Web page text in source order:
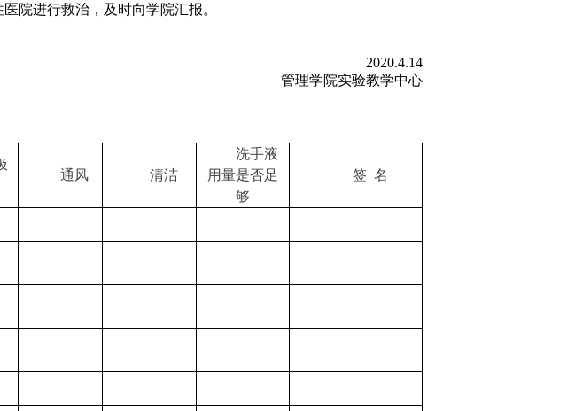
院进行救治，及时向学院汇报。
2020.4.14
管理学院实验教学中心
通风 清洁
洗手液
用量是否足
够
签 名